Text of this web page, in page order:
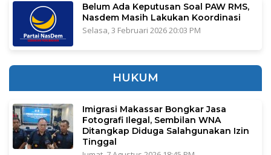
Belum Ada Keputusan Soal PAW RMS,
Nasdem Masih Lakukan Koordinasi
Selasa, 3 Februari 2026 20:03 PM
HUKUM
Imigrasi Makassar Bongkar Jasa
Fotografi Ilegal, Sembilan WNA
Ditangkap Diduga Salahgunakan Izin
Tinggal